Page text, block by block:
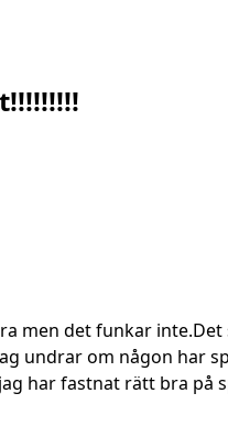
men det funkar
undrar om någon har
har fastnat rätt bra på